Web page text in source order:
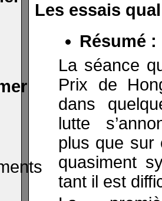
Les essais
Résumé :
La séance
Prix de
dans
lutte
plus que sur
quasiment
tant il est